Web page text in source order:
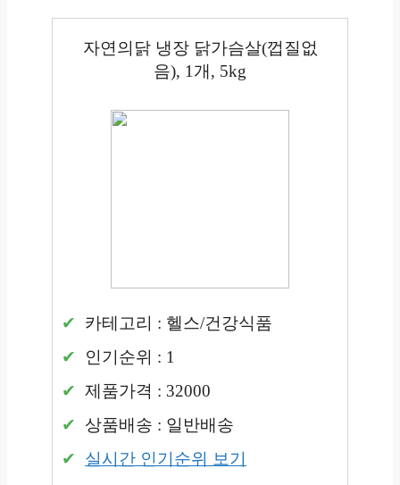
자연의닭 냉장 닭가슴살(껍질없
음), 1개, 5kg
카테고리 : 헬스/건강식품
인기순위 : 1
제품가격 : 32000
상품배송 : 일반배송
실시간 인기순위 보기